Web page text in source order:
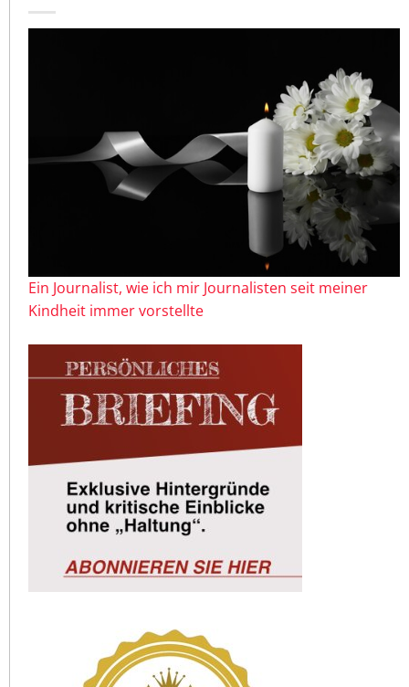
Ein Journalist, wie ich mir Journalisten seit meiner
Kindheit immer vorstellte